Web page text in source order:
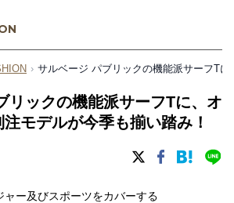
› サルベージ パブリックの機能派サーフT
リックの機能派サーフTに、オ
モデルが今季も揃い踏み！
ー及びスポーツをカバーする